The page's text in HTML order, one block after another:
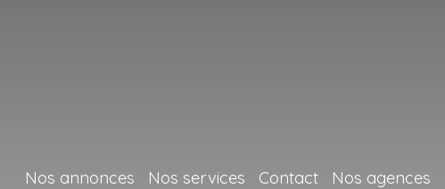
Nos annonces Nos services Contact Nos agences